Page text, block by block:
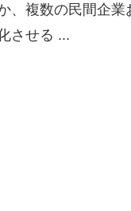
、複数の民間企業
させる ...